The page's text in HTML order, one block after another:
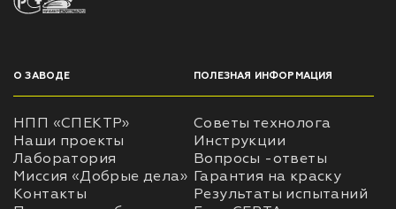
О ЗАВОДЕ
НПП «СПЕКТР»
Наши проекты
Лаборатория
Миссия «Добрые дела»
Контакты
ПОЛЕЗНАЯ ИНФОРМАЦИЯ
Советы технолога
Инструкции
Вопросы -ответы
Гарантия на краску
Результаты испытаний